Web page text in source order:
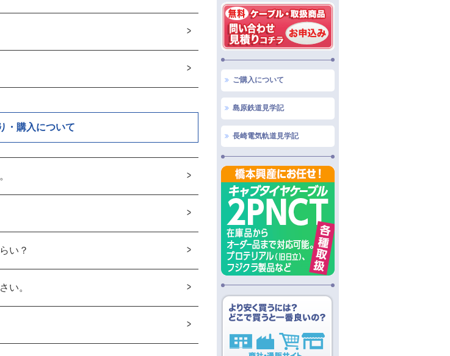
・購入について
い？
い。
ご購入について
島原鉄道見学記
長崎電気軌道見学記